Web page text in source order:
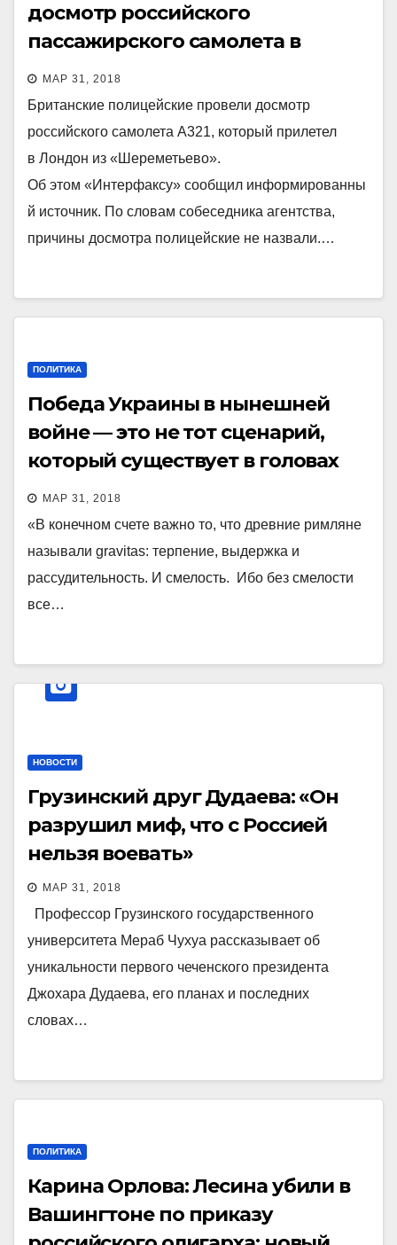
досмотр российского
пассажирского самолета в
Лондоне
МАР 31, 2018
Британские полицейские провели досмотр
российского самолета А321, который прилетел
в Лондон из «Шереметьево».
Об этом «Интерфаксу» сообщил информированны
й источник. По словам собеседника агентства,
причины досмотра полицейские не назвали.…
ПОЛИТИКА
Победа Украины в нынешней
войне — это не тот сценарий,
который существует в головах
многих европейцев.
МАР 31, 2018
«В конечном счете важно то, что древние римляне
называли gravitas: терпение, выдержка и
рассудительность. И смелость. Ибо без смелости
все…
НОВОСТИ
Грузинский друг Дудаева: «Он
разрушил миф, что с Россией
нельзя воевать»
МАР 31, 2018
Профессор Грузинского государственного
университета Мераб Чухуа рассказывает об
уникальности первого чеченского президента
Джохара Дудаева, его планах и последних
словах…
ПОЛИТИКА
Карина Орлова: Лесина убили в
Вашингтоне по приказу